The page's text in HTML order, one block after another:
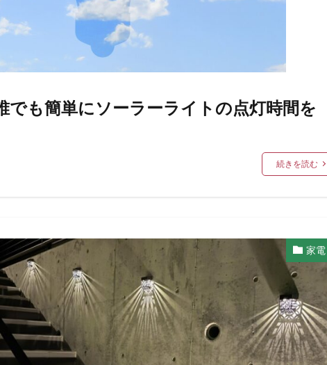
でも簡単にソーラーライトの点灯時間を
続きを読む
家電